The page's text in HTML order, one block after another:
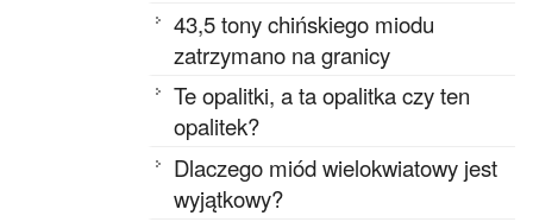
43,5 tony chińskiego miodu
zatrzymano na granicy
Te opalitki, a ta opalitka czy ten
opalitek?
Dlaczego miód wielokwiatowy jest
wyjątkowy?